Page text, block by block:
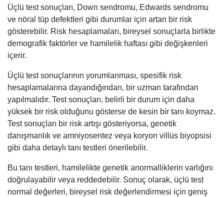
Üçlü test sonuçları, Down sendromu, Edwards sendromu
ve nöral tüp defektleri gibi durumlar için artan bir risk
gösterebilir. Risk hesaplamaları, bireysel sonuçlarla birlikte
demografik faktörler ve hamilelik haftası gibi değişkenleri
içerir.
Üçlü test sonuçlarının yorumlanması, spesifik risk
hesaplamalarına dayandığından, bir uzman tarafından
yapılmalıdır. Test sonuçları, belirli bir durum için daha
yüksek bir risk olduğunu gösterse de kesin bir tanı koymaz.
Test sonuçları bir risk artışı gösteriyorsa, genetik
danışmanlık ve amniyosentez veya koryon villüs biyopsisi
gibi daha detaylı tanı testleri önerilebilir.
Bu tanı testleri, hamilelikte genetik anormalliklerin varlığını
doğrulayabilir veya reddedebilir. Sonuç olarak, üçlü test
normal değerleri, bireysel risk değerlendirmesi için geniş